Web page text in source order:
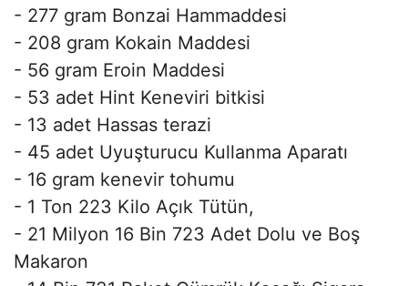
- 277 gram Bonzai Hammaddesi
- 208 gram Kokain Maddesi
- 56 gram Eroin Maddesi
- 53 adet Hint Keneviri bitkisi
- 13 adet Hassas terazi
- 45 adet Uyuşturucu Kullanma Aparatı
- 16 gram kenevir tohumu
- 1 Ton 223 Kilo Açık Tütün,
- 21 Milyon 16 Bin 723 Adet Dolu ve Boş
Makaron